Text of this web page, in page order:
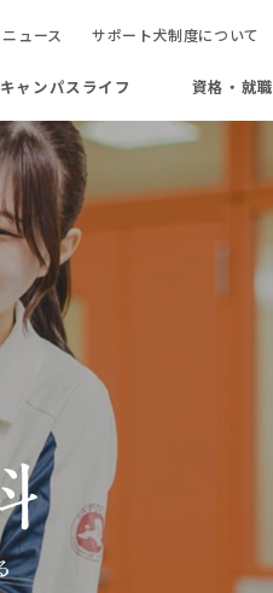
ニュース サポート犬制度について
キャンパスライフ 資格・就職